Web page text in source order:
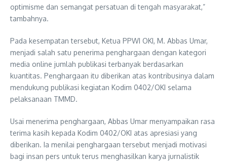
optimisme dan semangat persatuan di tengah masyarakat,”
tambahnya.
Pada kesempatan tersebut, Ketua PPWI OKI, M. Abbas Umar,
menjadi salah satu penerima penghargaan dengan kategori
media online jumlah publikasi terbanyak berdasarkan
kuantitas. Penghargaan itu diberikan atas kontribusinya dalam
mendukung publikasi kegiatan Kodim 0402/OKI selama
pelaksanaan TMMD.
Usai menerima penghargaan, Abbas Umar menyampaikan rasa
terima kasih kepada Kodim 0402/OKI atas apresiasi yang
diberikan. Ia menilai penghargaan tersebut menjadi motivasi
bagi insan pers untuk terus menghasilkan karya jurnalistik